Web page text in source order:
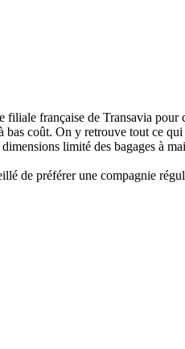
française de Transavia
coût. On y retrouve tout ce
limité des bagages à
de préférer une compagnie